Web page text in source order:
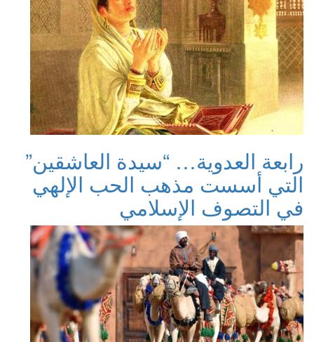
رابعة العدوية… “سيدة العاشقين”
التي أسست مذهب الحب الإلهي
في التصوف الإسلامي